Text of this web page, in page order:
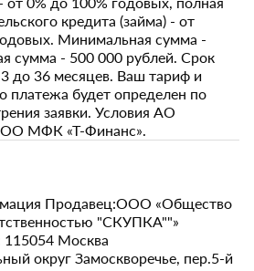
кредита (займа) - от
Минимальная сумма -
сумма - 500 000 рублей. Срок
до 36 месяцев. Ваш тариф и
платежа будет определен по
заявки. Условия АО
МФК «Т-Финанс».
Продавец:ООО «Общество
"СКУПКА""»
Москва
округ Замоскворечье, пер.5-й